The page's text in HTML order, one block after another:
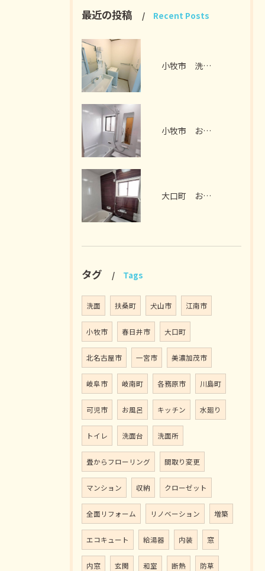
最近の投稿 Recent Posts
小牧市 洗面脱衣室リフォーム I様邸 2026年7月
小牧市 お風呂リフォーム I様邸 2026年7月
大口町 お風呂リフォーム M様邸 2026年7月
タグ Tags
洗面 扶桑町 犬山市 江南市
小牧市 春日井市 大口町
北名古屋市 一宮市 美濃加茂市
岐阜市 岐南町 各務原市 川島町
可児市 お風呂 キッチン 水廻り
トイレ 洗面台 洗面所
畳からフローリング 間取り変更
マンション 収納 クローゼット
全面リフォーム リノベーション 増築
エコキュート 給湯器 内装 窓
内窓 玄関 和室 断熱 防草